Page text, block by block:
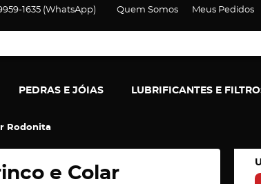
Quem Somos Meus Pedidos
1635 (WhatsApp)
PEDRAS E JÓIAS LUBRIFICANTES E
Rodonita
e Colar